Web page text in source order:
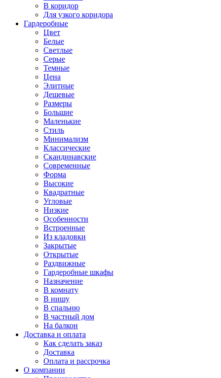
В коридор
Для узкого коридора
Гардеробные
Цвет
Белые
Светлые
Серые
Темные
Цена
Элитные
Дешевые
Размеры
Большие
Маленькие
Стиль
Минимализм
Классические
Скандинавские
Современные
Форма
Высокие
Квадратные
Угловые
Низкие
Особенности
Встроенные
Из кладовки
Закрытые
Открытые
Раздвижные
Гардеробные шкафы
Назначение
В комнату
В нишу
В спальню
В частный дом
На балкон
Доставка и оплата
Как сделать заказ
Доставка
Оплата и рассрочка
О компании